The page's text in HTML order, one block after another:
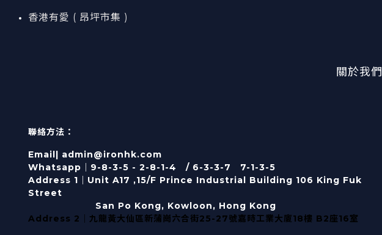
香港有愛 ( 昂坪市集 )
關於我們
聯絡方法：
Email| admin@ironhk.com
Whatsapp｜9-8-3-5 - 2-8-1-4 / 6-3-3-7 7-1-3-5
Address 1｜ Unit A17 ,15/F Prince Industrial Building 106 King Fuk
Street
San Po Kong, Kowloon, Hong Kong
Address 2｜九龍黃大仙區新蒲崗六合街25-27號嘉時工業大廈18樓 B2座16室